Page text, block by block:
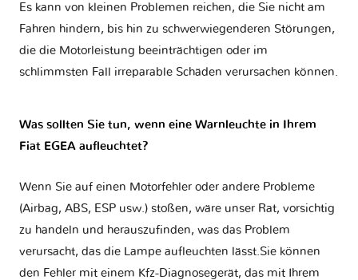
Es kann von kleinen Problemen reichen, die Sie nicht am
Fahren hindern, bis hin zu schwerwiegenderen Störungen,
die die Motorleistung beeinträchtigen oder im
schlimmsten Fall irreparable Schäden verursachen können.
Was sollten Sie tun, wenn eine Warnleuchte in Ihrem
Fiat EGEA aufleuchtet?
Wenn Sie auf einen Motorfehler oder andere Probleme
(Airbag, ABS, ESP usw.) stoßen, wäre unser Rat, vorsichtig
zu handeln und herauszufinden, was das Problem
verursacht, das die Lampe aufleuchten lässt.Sie können
den Fehler mit einem Kfz-Diagnosegerät, das mit Ihrem